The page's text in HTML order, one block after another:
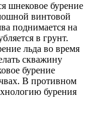
шнековое бурение
винтовой
поднимается на
в грунт.
льда во время
скважину
бурение
В противном
бурения